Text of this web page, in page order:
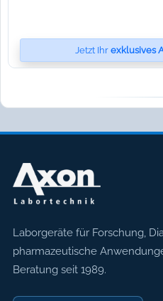
Jetzt Ihr exklusives
Axon
Laborgeräte für Forschung,
pharmazeutische
Beratung seit 1989.